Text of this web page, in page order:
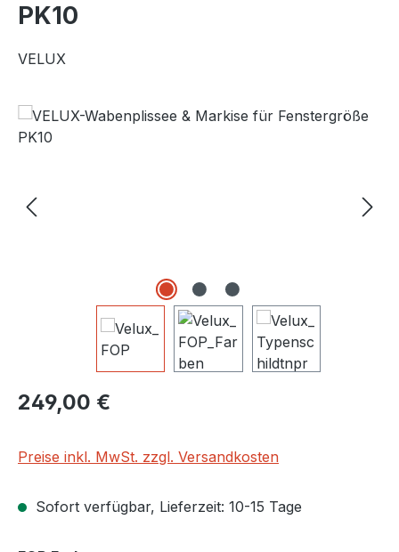
PK10
VELUX
Bildergalerie überspringen
Regulärer Preis:
249,00 €
Preise inkl. MwSt. zzgl. Versandkosten
Sofort verfügbar, Lieferzeit: 10-15 Tage